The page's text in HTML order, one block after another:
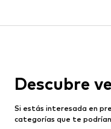
Descubre
Si estás interesada en
categorías que te